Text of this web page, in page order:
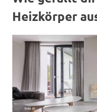
Heizkörper